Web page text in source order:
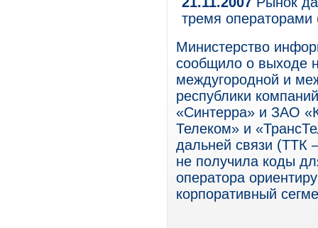
тремя операторами
Министерство
сообщило о выходе
междугородной и
республики
«Синтерра» и ЗАО
Телеком» и
дальней связи (ТТК
не получила коды
оператора
корпоративный